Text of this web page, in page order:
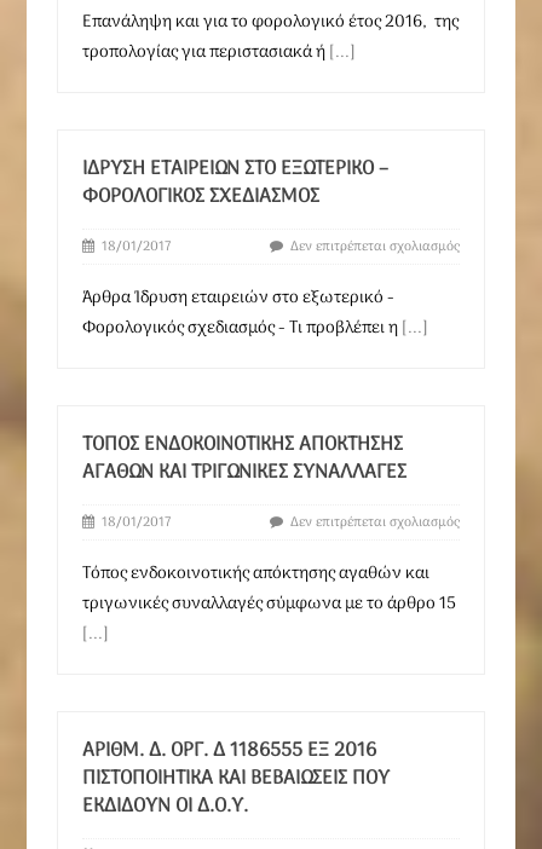
Επανάληψη και για το φορολογικό έτος 2016, της
τροπολογίας για περιστασιακά ή[...]
ΊΔΡΥΣΗ ΕΤΑΙΡΕΙΏΝ ΣΤΟ ΕΞΩΤΕΡΙΚΌ –
ΦΟΡΟΛΟΓΙΚΌΣ ΣΧΕΔΙΑΣΜΌΣ
18/01/2017 Δεν επιτρέπεται σχολιασμός
Άρθρα Ίδρυση εταιρειών στο εξωτερικό -
Φορολογικός σχεδιασμός - Τι προβλέπει η[...]
ΤΌΠΟΣ ΕΝΔΟΚΟΙΝΟΤΙΚΉΣ ΑΠΌΚΤΗΣΗΣ
ΑΓΑΘΏΝ ΚΑΙ ΤΡΙΓΩΝΙΚΈΣ ΣΥΝΑΛΛΑΓΈΣ
18/01/2017 Δεν επιτρέπεται σχολιασμός
Tόπος ενδοκοινοτικής απόκτησης αγαθών και
τριγωνικές συναλλαγές σύμφωνα με τo άρθρο 15
[...]
ΑΡΙΘΜ. Δ. ΟΡΓ. Δ 1186555 ΕΞ 2016
ΠΙΣΤΟΠΟΙΗΤΙΚΆ ΚΑΙ ΒΕΒΑΙΏΣΕΙΣ ΠΟΥ
ΕΚΔΊΔΟΥΝ ΟΙ Δ.Ο.Υ.